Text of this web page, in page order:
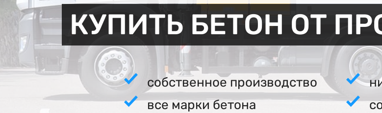
КУПИТЬ БЕТОН ОТ
собственное производство
все марки бетона